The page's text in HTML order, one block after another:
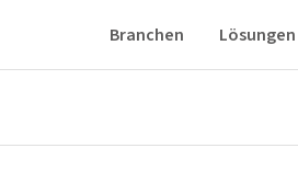
Branchen Lösungen